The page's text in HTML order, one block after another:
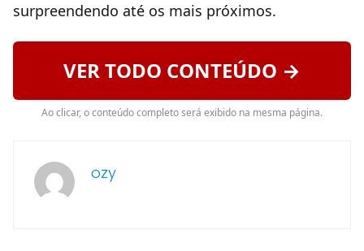
surpreendendo até os mais próximos.
VER TODO CONTEÚDO →
Ao clicar, o conteúdo completo será exibido na mesma página.
ozy